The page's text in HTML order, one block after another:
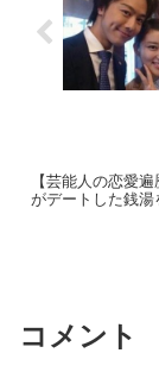
【芸能人の恋愛
がデートした銭湯
コメント